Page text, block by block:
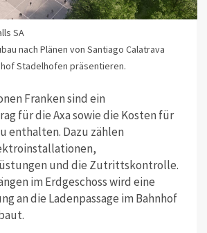
SA
nach Plänen von Santiago Calatrava
Stadelhofen präsentieren.
Franken sind ein
für die Axa sowie die Kosten für
enthalten. Dazu zählen
und die Zutrittskontrolle.
im Erdgeschoss wird eine
an die Ladenpassage im Bahnhof